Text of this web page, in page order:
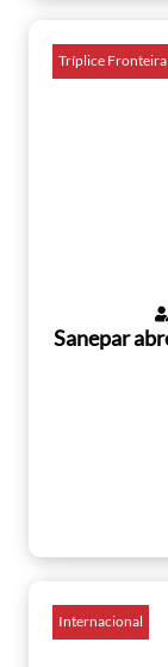
Tríplice Fronteira
Sanepar
Internacional